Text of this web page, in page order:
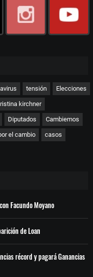
tensión Elecciones
kirchner
Diputados Cambiemos
el cambio casos
Facundo Moyano
de Loan
récord y pagará Ganancias